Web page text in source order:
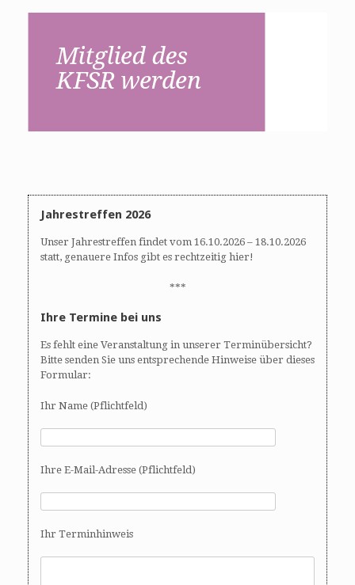
Jahrestreffen 2026
Unser Jahrestreffen findet vom 16.10.2026 – 18.10.2026
statt, genauere Infos gibt es rechtzeitig hier!
***
Ihre Termine bei uns
Es fehlt eine Veranstaltung in unserer Terminübersicht?
Bitte senden Sie uns entsprechende Hinweise über dieses
Formular:
Ihr Name (Pflichtfeld)
Ihre E-Mail-Adresse (Pflichtfeld)
Ihr Terminhinweis